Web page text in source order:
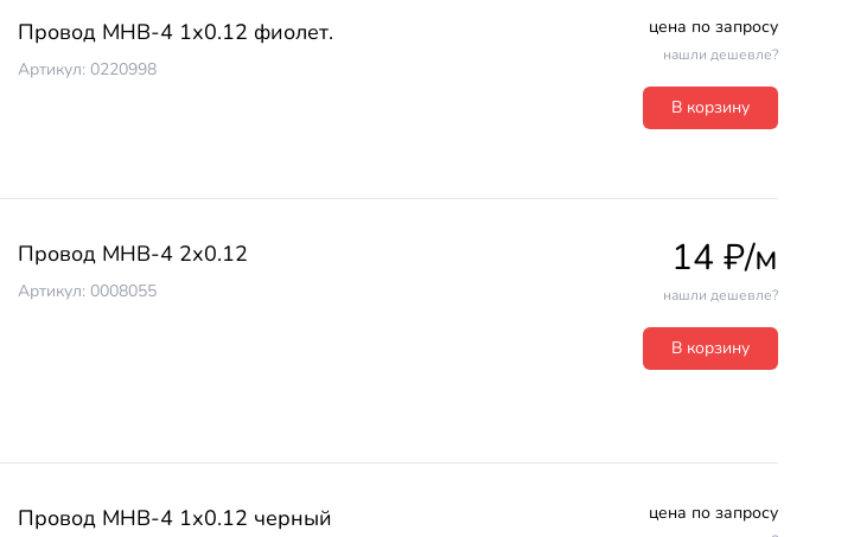
Провод МНВ-4 1х0.12 фиолет.
Артикул: 0220998
цена по запросу
нашли дешевле?
В корзину
Провод МНВ-4 2х0.12
Артикул: 0008055
14 ₽/м
нашли дешевле?
В корзину
Провод МНВ-4 1х0.12 черный цена по запросу